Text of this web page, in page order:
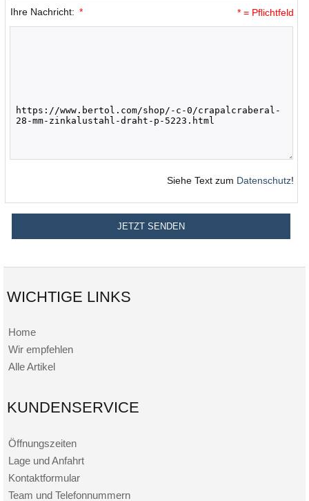
* = Pflichtfeld
Ihre Nachricht: *
Siehe Text zum Datenschutz!
WICHTIGE LINKS
Home
Wir empfehlen
Alle Artikel
KUNDENSERVICE
Öffnungszeiten
Lage und Anfahrt
Kontaktformular
Team und Telefonnummern